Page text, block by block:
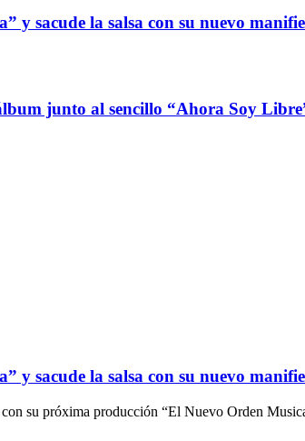
y sacude la salsa con su nuevo
junto al sencillo “Ahora Soy
y sacude la salsa con su nuevo
su próxima producción “El Nuevo Orden